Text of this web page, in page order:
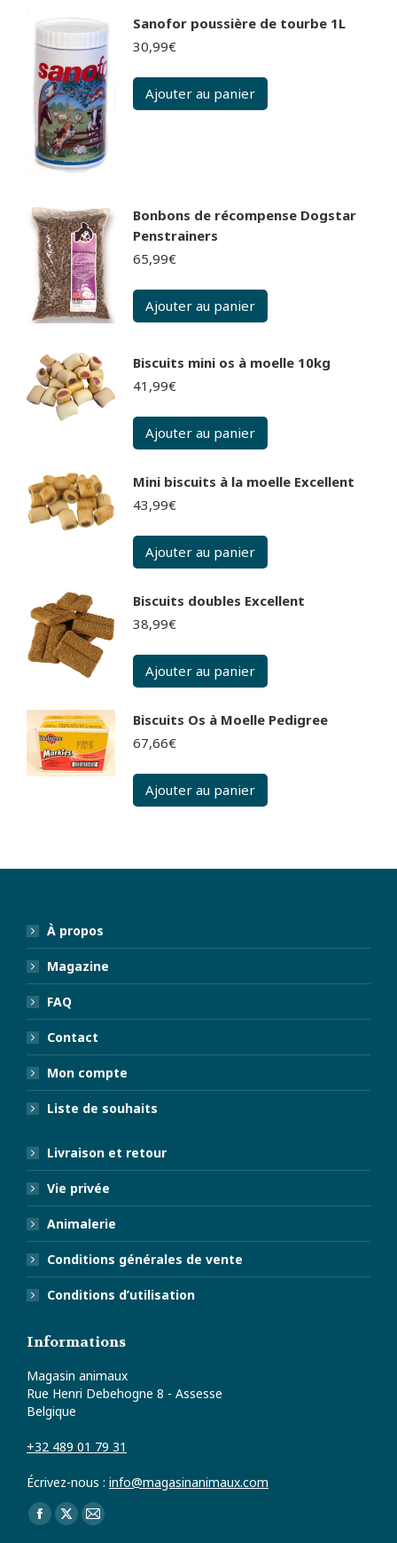
Sanofor poussière de tourbe 1L
30,99€
Ajouter au panier
Bonbons de récompense Dogstar
Penstrainers
65,99€
Ajouter au panier
Biscuits mini os à moelle 10kg
41,99€
Ajouter au panier
Mini biscuits à la moelle Excellent
43,99€
Ajouter au panier
Biscuits doubles Excellent
38,99€
Ajouter au panier
Biscuits Os à Moelle Pedigree
67,66€
Ajouter au panier
À propos
Magazine
FAQ
Contact
Mon compte
Liste de souhaits
Livraison et retour
Vie privée
Animalerie
Conditions générales de vente
Conditions d’utilisation
Informations
Magasin animaux
Rue Henri Debehogne 8 - Assesse
Belgique
+32 489 01 79 31
Écrivez-nous : info@magasinanimaux.com
Trouvez nous sur :
Facebook
X
E-